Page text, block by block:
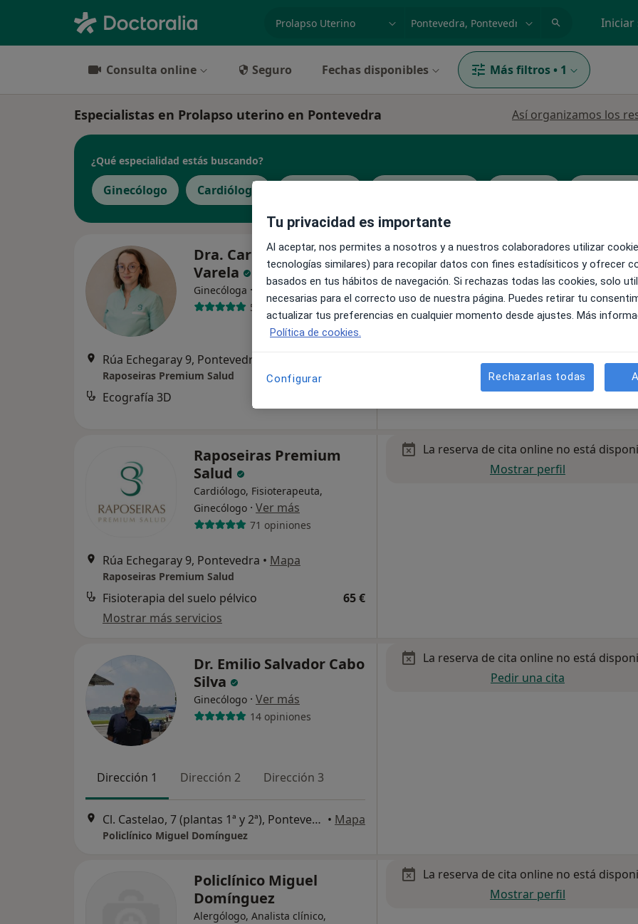
Iniciar
Consulta online Seguro Fechas disponibles Más filtros • 1
Especialistas en Prolapso uterino en Pontevedra Así organizamos los
¿Qué especialidad estás buscando?
Ginecólogo Cardiólogo
Dra. Carmen Bobillo
Varela
Ginecóloga · Ver más
5 opiniones
Rúa Echegaray 9, Pontevedra
Raposeiras Premium Salud
Ecografía 3D
La reserva de cita online no está
Ver teléfono
Raposeiras Premium
Salud
Cardiólogo, Fisioterapeuta,
Ginecólogo · Ver más
71 opiniones
Rúa Echegaray 9, Pontevedra • Mapa
Raposeiras Premium Salud
Fisioterapia del suelo pélvico
65 €
Mostrar más servicios
La reserva de cita online no está
Mostrar perfil
Dr. Emilio Salvador Cabo
Silva
Ginecólogo · Ver más
14 opiniones
Dirección 1 Dirección 2 Dirección 3
Cl. Castelao, 7 (plantas 1ª y 2ª), Pontevedra • Mapa
Policlínico Miguel Domínguez
La reserva de cita online no está
Pedir una cita
Policlínico Miguel
Domínguez
Alergólogo, Analista clínico,
La reserva de cita online no está
Mostrar perfil
Tu privacidad es importante
Al aceptar, nos permites a nosotros y a nuestros colaboradores utilizar
tecnologías similares) para recopilar datos con fines estadísiticos y ofrecer
basados en tus hábitos de navegación. Si rechazas todas las cookies, solo
necesarias para el correcto uso de nuestra página. Puedes retirar tu
actualizar tus preferencias en cualquier momento desde ajustes. Más
Política de cookies.
Configurar Rechazarlas todas